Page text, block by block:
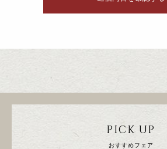
PICK UP
おすすめフェア